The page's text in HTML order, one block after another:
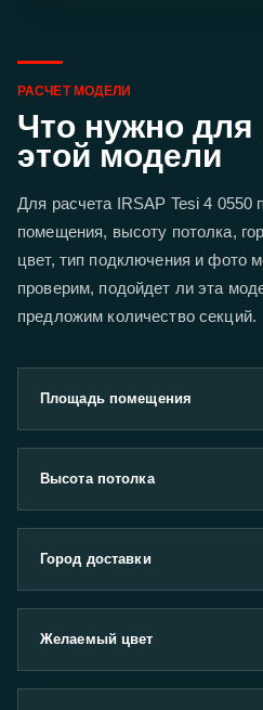
РАСЧЕТ МОДЕЛИ
Что нужно для
этой модели
Для расчета IRSAP Tesi 4
помещения, высоту потолка,
цвет, тип подключения и фото
проверим, подойдет ли эта
предложим количество секций.
Площадь помещения
Высота потолка
Город доставки
Желаемый цвет